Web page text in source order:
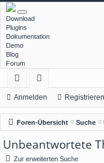
Download
Plugins
Dokumentation
Demo
Blog
Forum
ch
ne
llz
ug
or
en
Anmelden Registrieren
Foren-Übersicht Suche
Unbeantwortete
Zur erweiterten Suche